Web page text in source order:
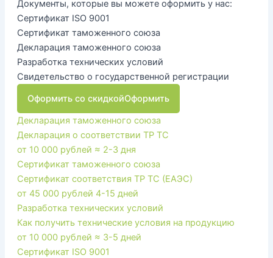
Документы, которые вы можете оформить у нас:
Сертификат ISO 9001
Сертификат таможенного союза
Декларация таможенного союза
Разработка технических условий
Свидетельство о государственной регистрации
Оформить со скидкойОформить
Декларация таможенного союза
Декларация о соответствии ТР ТС
от 10 000 рублей ≈ 2-3 дня
Сертификат таможенного союза
Сертификат соответствия ТР ТС (ЕАЭС)
от 45 000 рублей 4-15 дней
Разработка технических условий
Как получить технические условия на продукцию
от 10 000 рублей ≈ 3-5 дней
Сертификат ISO 9001